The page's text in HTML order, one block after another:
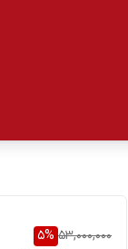
53,000,000
5%